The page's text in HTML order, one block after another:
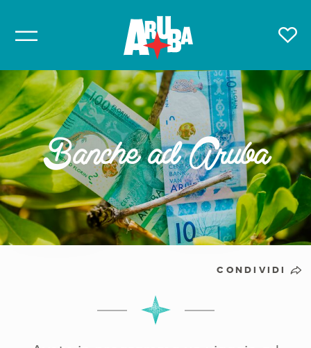
Banche ad Aruba
CONDIVIDI